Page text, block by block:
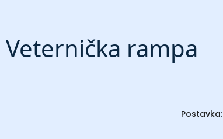
rampa
Postavka: